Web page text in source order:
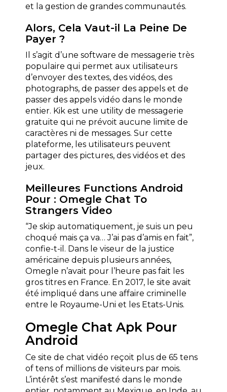
et la gestion de grandes communautés.
Alors, Cela Vaut-il La Peine De
Payer ?
Il s’agit d’une software de messagerie très
populaire qui permet aux utilisateurs
d’envoyer des textes, des vidéos, des
photographs, de passer des appels et de
passer des appels vidéo dans le monde
entier. Kik est une utility de messagerie
gratuite qui ne prévoit aucune limite de
caractères ni de messages. Sur cette
plateforme, les utilisateurs peuvent
partager des pictures, des vidéos et des
jeux.
Meilleures Functions Android
Pour : Omegle Chat To
Strangers Video
“Je skip automatiquement, je suis un peu
choqué mais ça va… J’ai pas d’amis en fait”,
confie-t-il. Dans le viseur de la justice
américaine depuis plusieurs années,
Omegle n’avait pour l’heure pas fait les
gros titres en France. En 2017, le site avait
été impliqué dans une affaire criminelle
entre le Royaume-Uni et les Etats-Unis.
Omegle Chat Apk Pour
Android
Ce site de chat vidéo reçoit plus de 65 tens
of tens of millions de visiteurs par mois.
L’intérêt s’est manifesté dans le monde